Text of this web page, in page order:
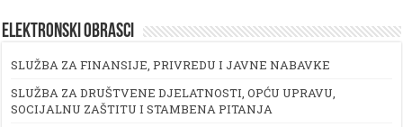
ELEKTRONSKI OBRASCI
SLUŽBA ZA FINANSIJE, PRIVREDU I JAVNE NABAVKE
SLUŽBA ZA DRUŠTVENE DJELATNOSTI, OPĆU UPRAVU,
SOCIJALNU ZAŠTITU I STAMBENA PITANJA